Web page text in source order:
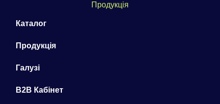
Продукція
Каталог
Продукція
Галузі
B2B Кабінет